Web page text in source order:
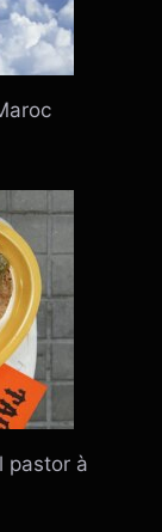
pastor à